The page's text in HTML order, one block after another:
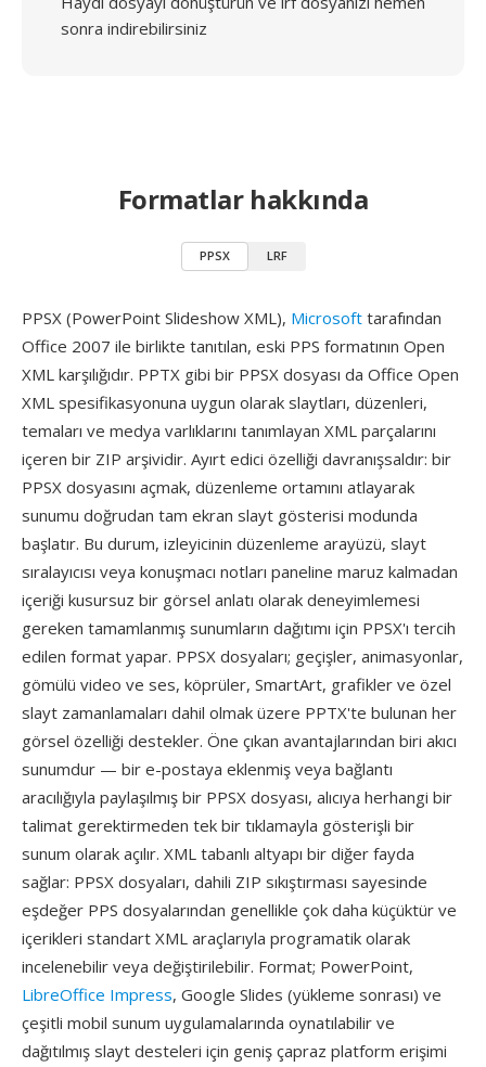
sonra indirebilirsiniz
Formatlar hakkında
PPSX LRF
PPSX (PowerPoint Slideshow XML), Microsoft tarafından
Office 2007 ile birlikte tanıtılan, eski PPS formatının Open
XML karşılığıdır. PPTX gibi bir PPSX dosyası da Office Open
XML spesifikasyonuna uygun olarak slaytları, düzenleri,
temaları ve medya varlıklarını tanımlayan XML parçalarını
içeren bir ZIP arşividir. Ayırt edici özelliği davranışsaldır: bir
PPSX dosyasını açmak, düzenleme ortamını atlayarak
sunumu doğrudan tam ekran slayt gösterisi modunda
başlatır. Bu durum, izleyicinin düzenleme arayüzü, slayt
sıralayıcısı veya konuşmacı notları paneline maruz kalmadan
içeriği kusursuz bir görsel anlatı olarak deneyimlemesi
gereken tamamlanmış sunumların dağıtımı için PPSX'ı tercih
edilen format yapar. PPSX dosyaları; geçişler, animasyonlar,
gömülü video ve ses, köprüler, SmartArt, grafikler ve özel
slayt zamanlamaları dahil olmak üzere PPTX'te bulunan her
görsel özelliği destekler. Öne çıkan avantajlarından biri akıcı
sunumdur — bir e-postaya eklenmiş veya bağlantı
aracılığıyla paylaşılmış bir PPSX dosyası, alıcıya herhangi bir
talimat gerektirmeden tek bir tıklamayla gösterişli bir
sunum olarak açılır. XML tabanlı altyapı bir diğer fayda
sağlar: PPSX dosyaları, dahili ZIP sıkıştırması sayesinde
eşdeğer PPS dosyalarından genellikle çok daha küçüktür ve
içerikleri standart XML araçlarıyla programatik olarak
incelenebilir veya değiştirilebilir. Format; PowerPoint,
LibreOffice Impress, Google Slides (yükleme sonrası) ve
çeşitli mobil sunum uygulamalarında oynatılabilir ve
dağıtılmış slayt desteleri için geniş çapraz platform erişimi